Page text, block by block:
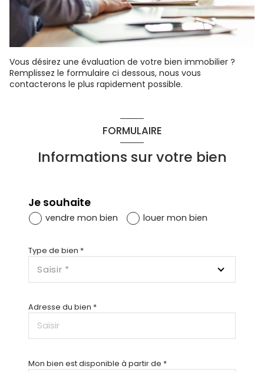
Vous désirez une évaluation de votre bien immobilier ?
Remplissez le formulaire ci dessous, nous vous
contacterons le plus rapidement possible.
FORMULAIRE
Informations sur votre bien
Je souhaite
vendre mon bien louer mon bien
Type de bien *
Saisir *
Adresse du bien *
Mon bien est disponible à partir de *